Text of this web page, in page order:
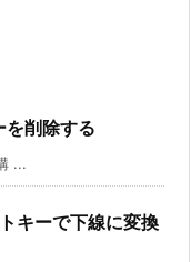
削除する
...
キーで下線に変換